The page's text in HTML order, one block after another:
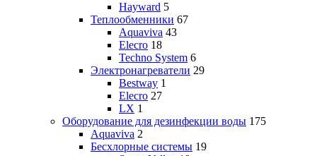
Hayward 5
Теплообменники 67
Aquaviva 43
Elecro 18
Techno System 6
Электронагреватели 29
Bestway 1
Elecro 27
LX 1
Оборудование для дезинфекции воды 175
Aquaviva 2
Бесхлорные системы 19